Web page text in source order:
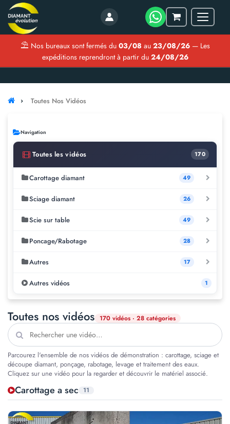
Mon
Menu
⛱ Nos bureaux sont fermés du 03/08 au 23/08/26— Les
expéditions reprendront à partir du 24/08/26
Toutes Nos Vidéos
Navigation
Toutes les vidéos 170
Carottage diamant 49
Sciage diamant 26
Scie sur table 49
Poncage/Rabotage 28
Autres 17
Autres vidéos 1
Toutes nos vidéos 170 vidéos · 28 catégories
Parcourez l'ensemble de nos vidéos de démonstration : carottage, sciage et
découpe diamant, ponçage, rabotage, levage et traitement des eaux.
Cliquez sur une vidéo pour la regarder et découvrir le matériel associé.
Carottage a sec 11